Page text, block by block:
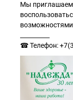
Мы приглашаем
☎ Телефон: